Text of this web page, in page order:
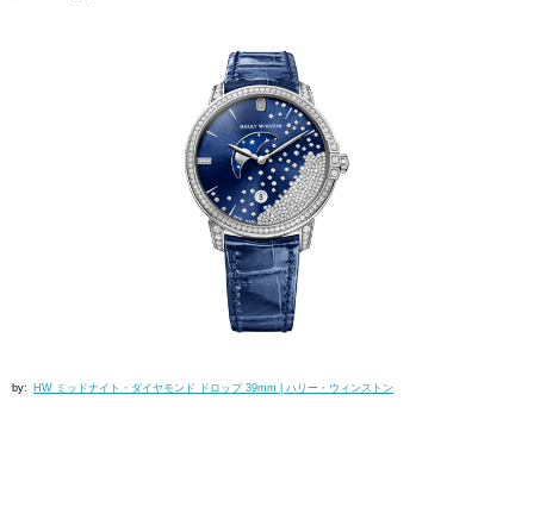
by: HW ミッドナイト・ダイヤモンド ドロップ 39mm | ハリー・ウィンストン